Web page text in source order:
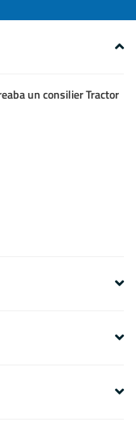
un consilier Tractor